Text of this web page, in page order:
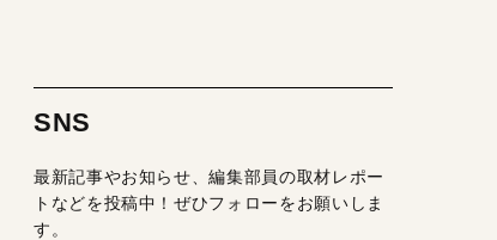
SNS
最新記事やお知らせ、編集部員の取材レポー
トなどを投稿中！ぜひフォローをお願いしま
す。